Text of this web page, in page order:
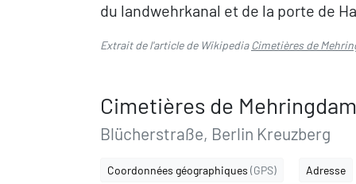
du landwehrkanal et de la porte de
Extrait de l'article de WikipediaCimetières de
Cimetières de
Blücherstraße, Berlin Kreuzberg
Coordonnées géographiques (GPS) Adresse